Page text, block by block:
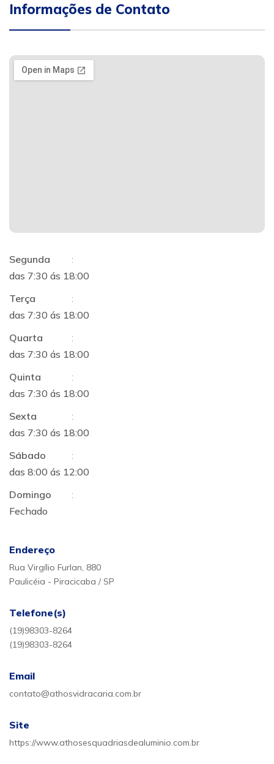
Informações de Contato
Segunda
:
das 7:30 ás 18:00
Terça
:
das 7:30 ás 18:00
Quarta
:
das 7:30 ás 18:00
Quinta
:
das 7:30 ás 18:00
Sexta
:
das 7:30 ás 18:00
Sábado
:
das 8:00 ás 12:00
Domingo
:
Fechado
Endereço
Rua Virgílio Furlan, 880
Paulicéia - Piracicaba / SP
Telefone(s)
(19)98303-8264
(19)98303-8264
Email
contato@athosvidracaria.com.br
Site
https://www.athosesquadriasdealuminio.com.br